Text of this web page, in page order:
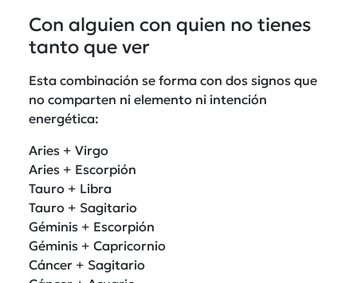
Con alguien con quien no tienes
tanto que ver
Esta combinación se forma con dos signos que
no comparten ni elemento ni intención
energética:
Aries + Virgo
Aries + Escorpión
Tauro + Libra
Tauro + Sagitario
Géminis + Escorpión
Géminis + Capricornio
Cáncer + Sagitario